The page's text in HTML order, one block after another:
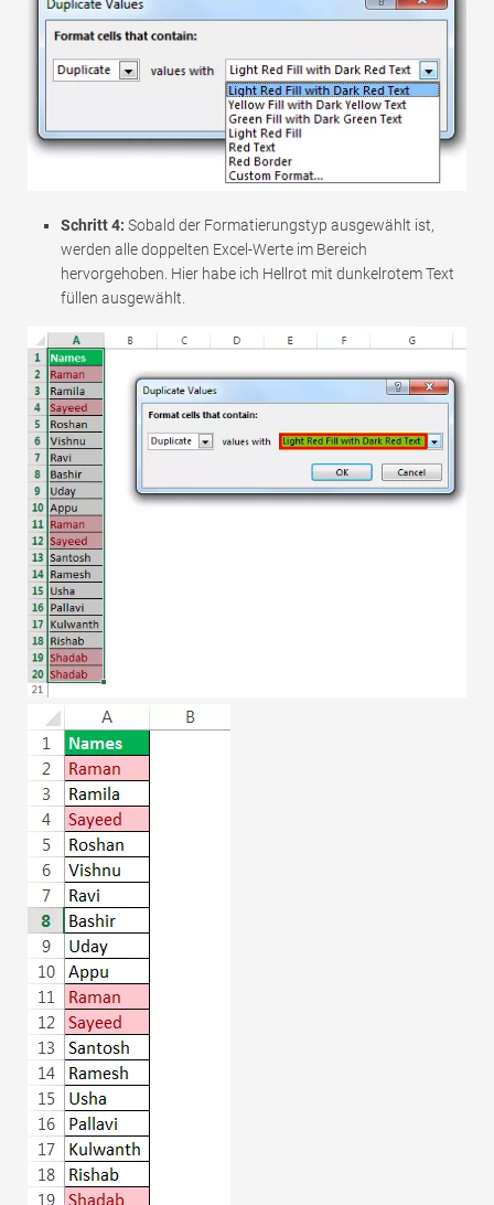
Schritt 4: Sobald der Formatierungstyp ausgewählt ist,
werden alle doppelten Excel-Werte im Bereich
hervorgehoben. Hier habe ich Hellrot mit dunkelrotem Text
füllen ausgewählt.